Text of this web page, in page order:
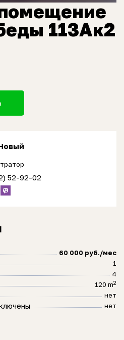
113Ак2
52-92-02
60 000 руб./мес
1
4
120 m2
нет
нет